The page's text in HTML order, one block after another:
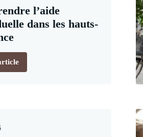
l’aide
dans les hauts-